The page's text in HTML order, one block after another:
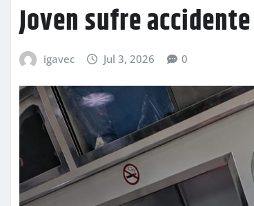
Joven sufre
igavec Jul 3, 2026 0